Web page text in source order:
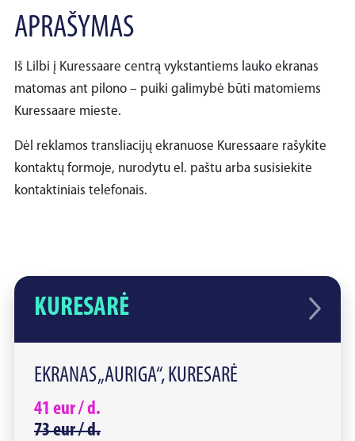
KURESARĖ
EKRANAS „AURIGA“, KURESARĖ
41 eur /d.
73eur /d.
APRAŠYMAS
Iš Lilbi į Kuressaare centrą vykstantiems lauko ekranas
matomas ant pilono – puiki galimybė būti matomiems
Kuressaare mieste.
Dėl reklamos transliacijų ekranuose Kuressaare rašykite
kontaktų formoje, nurodytu el. paštu arba susisiekite
kontaktiniais telefonais.